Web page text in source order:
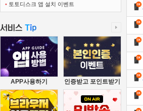
• 토토디스크 앱 설치 이벤트
APP사용하기 인증받고 포인트받기